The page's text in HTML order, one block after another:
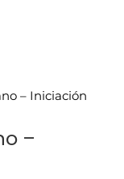
– Iniciación
–